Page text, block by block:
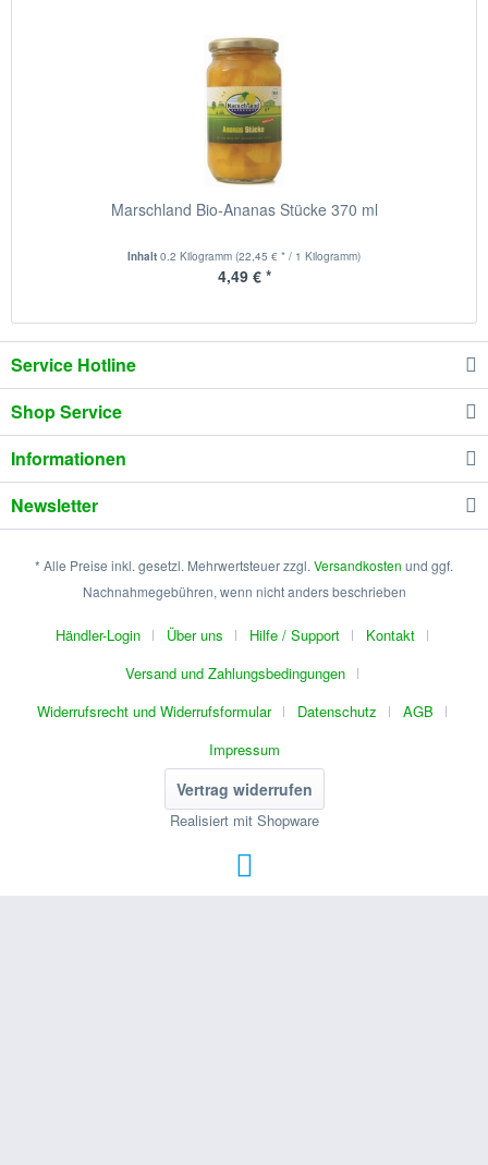
Marschland Bio-Ananas Stücke 370 ml
Inhalt 0.2 Kilogramm (22,45 € * / 1 Kilogramm)
4,49 € *
Service Hotline
Shop Service
Informationen
Newsletter
* Alle Preise inkl. gesetzl. Mehrwertsteuer zzgl. Versandkosten und ggf.
Nachnahmegebühren, wenn nicht anders beschrieben
Händler-Login Über uns Hilfe / Support
Kontakt
Versand und Zahlungsbedingungen
Widerrufsrecht und Widerrufsformular
Datenschutz
AGB
Impressum
Vertrag widerrufen
Realisiert mit Shopware